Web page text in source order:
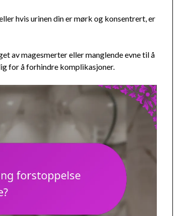
hvis urinen din er mørk og konsentrert, er
av magesmerter eller manglende evne til å
for å forhindre komplikasjoner.